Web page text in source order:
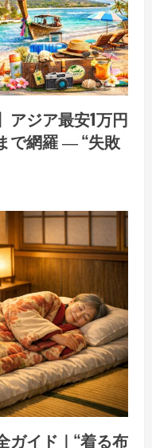
アジア最安1万円
で網羅 ― “失敗
ガイド｜“着る布